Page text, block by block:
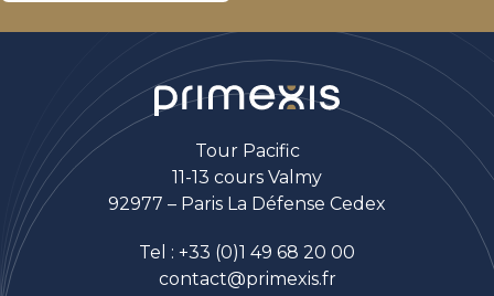
Tour Pacific
11-13 cours Valmy
92977 – Paris La Défense Cedex
Tel : +33 (0)1 49 68 20 00
contact@primexis.fr